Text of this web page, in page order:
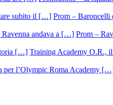
Prom – Baroncelli
Prom –
Training Academy O.R.,